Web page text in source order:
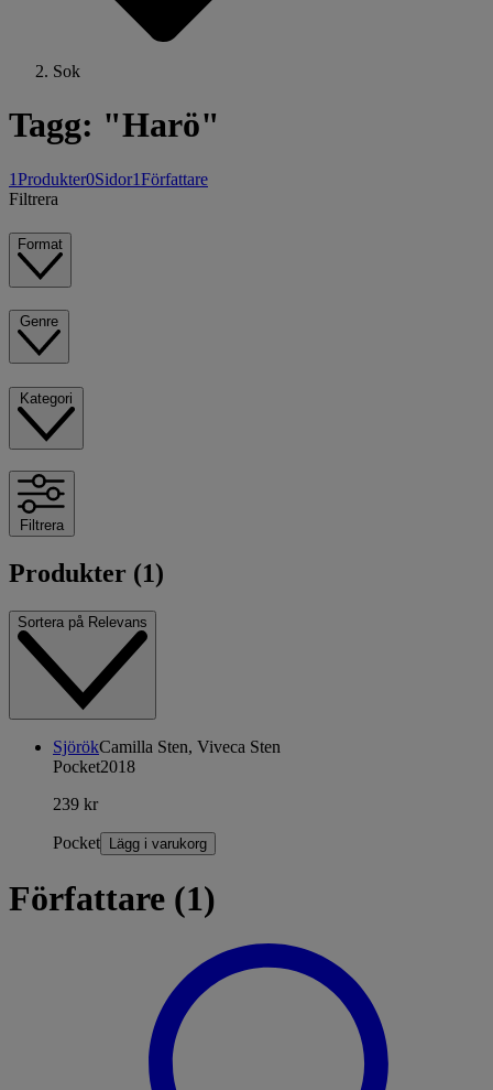
Sok
Tagg: "Harö"
1Produkter0Sidor1Författare
Filtrera
Format
Filtrera
Produkter (1)
Sortera på Relevans
SjörökCamilla Sten, Viveca Sten
Pocket2018
239 kr
Pocket Lägg i varukorg
Författare (1)